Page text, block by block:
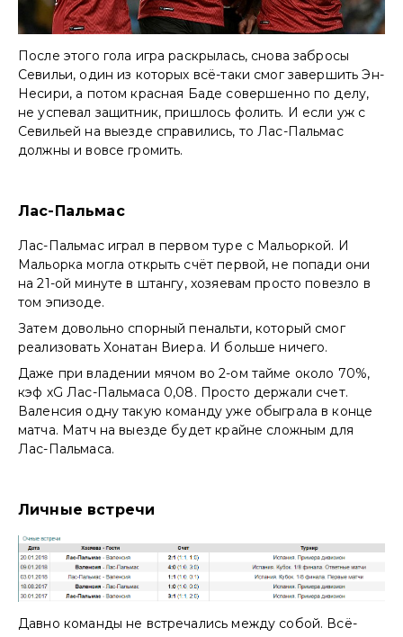
После этого гола игра раскрылась, снова забросы
Севильи, один из которых всё-таки смог завершить Эн-
Несири, а потом красная Баде совершенно по делу,
не успевал защитник, пришлось фолить. И если уж с
Севильей на выезде справились, то Лас-Пальмас
должны и вовсе громить.
Лас-Пальмас
Лас-Пальмас играл в первом туре с Мальоркой. И
Мальорка могла открыть счёт первой, не попади они
на 21-ой минуте в штангу, хозяевам просто повезло в
том эпизоде.
Затем довольно спорный пенальти, который смог
реализовать Хонатан Виера. И больше ничего.
Даже при владении мячом во 2-ом тайме около 70%,
кэф xG Лас-Пальмаса 0,08. Просто держали счет.
Валенсия одну такую команду уже обыграла в конце
матча. Матч на выезде будет крайне сложным для
Лас-Пальмаса.
Личные встречи
Давно команды не встречались между собой. Всё-